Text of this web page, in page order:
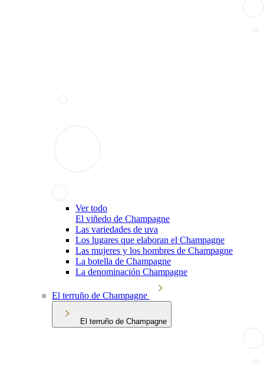
Ver todo
El viñedo de Champagne
Las variedades de uva
Los lugares que elaboran el Champagne
Las mujeres y los hombres de Champagne
La botella de Champagne
La denominación Champagne
El terruño de Champagne
El terruño de Champagne